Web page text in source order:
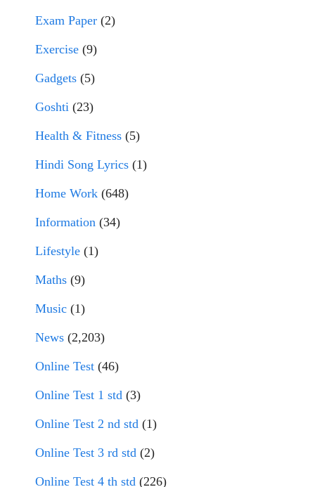
Exam Paper (2)
Exercise (9)
Gadgets (5)
Goshti (23)
Health & Fitness (5)
Hindi Song Lyrics (1)
Home Work (648)
Information (34)
Lifestyle (1)
Maths (9)
Music (1)
News (2,203)
Online Test (46)
Online Test 1 std (3)
Online Test 2 nd std (1)
Online Test 3 rd std (2)
Online Test 4 th std (226)